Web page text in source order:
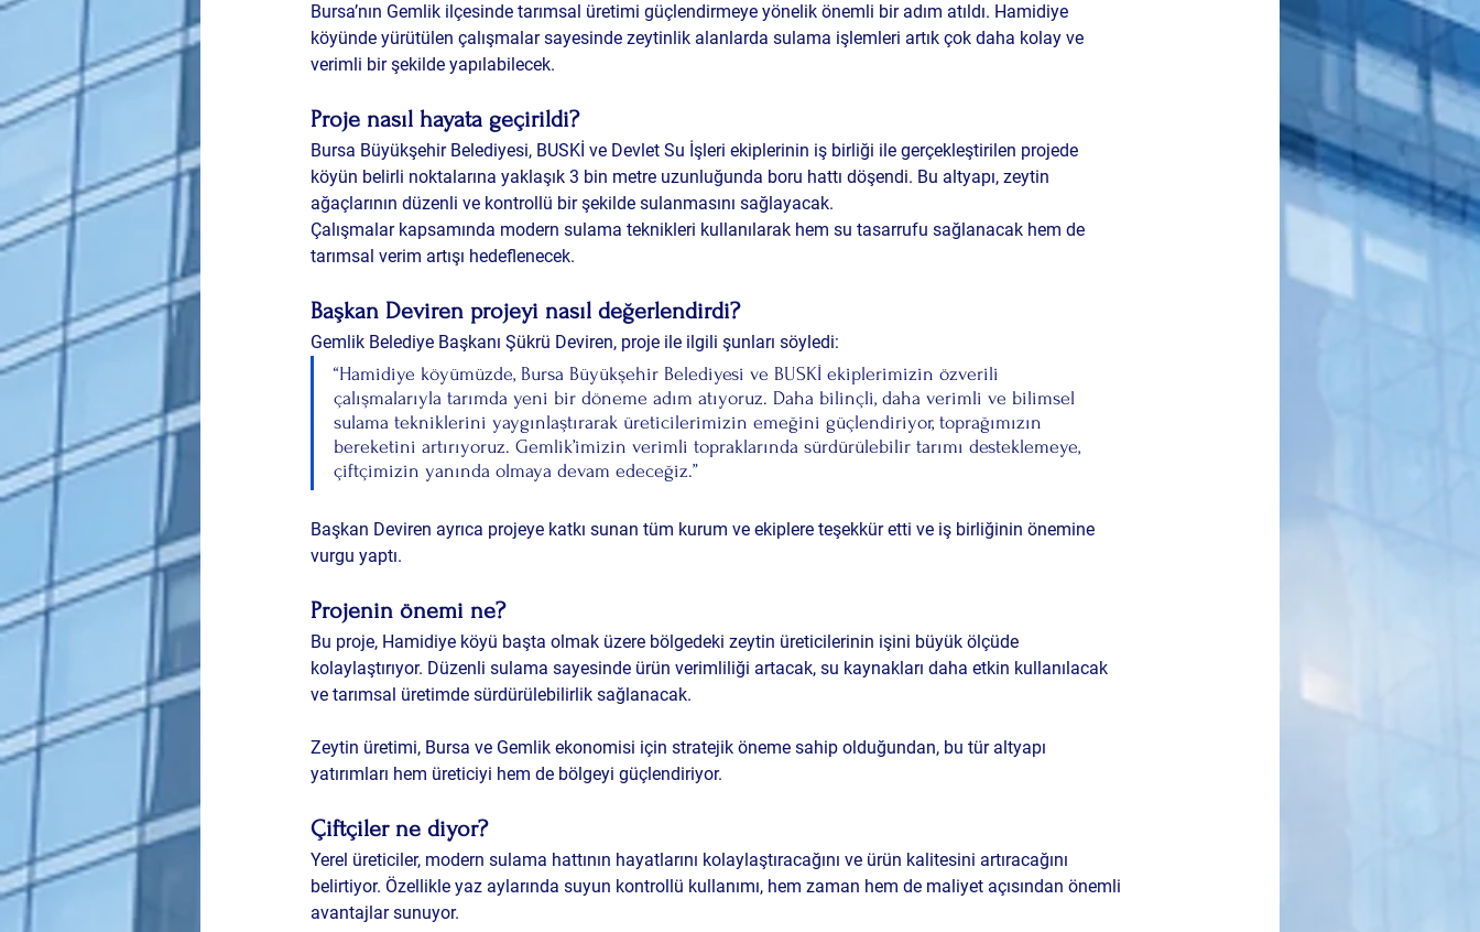
Bursa’nın Gemlik ilçesinde tarımsal üretimi güçlendirmeye yönelik önemli bir adım atıldı. Hamidiye
köyünde yürütülen çalışmalar sayesinde zeytinlik alanlarda sulama işlemleri artık çok daha kolay ve
verimli bir şekilde yapılabilecek.
Proje nasıl hayata geçirildi?
Bursa Büyükşehir Belediyesi, BUSKİ ve Devlet Su İşleri ekiplerinin iş birliği ile gerçekleştirilen projede
köyün belirli noktalarına yaklaşık 3 bin metre uzunluğunda boru hattı döşendi. Bu altyapı, zeytin
ağaçlarının düzenli ve kontrollü bir şekilde sulanmasını sağlayacak.
Çalışmalar kapsamında modern sulama teknikleri kullanılarak hem su tasarrufu sağlanacak hem de
tarımsal verim artışı hedeflenecek.
Başkan Deviren projeyi nasıl değerlendirdi?
Gemlik Belediye Başkanı Şükrü Deviren, proje ile ilgili şunları söyledi:
“Hamidiye köyümüzde, Bursa Büyükşehir Belediyesi ve BUSKİ ekiplerimizin özverili
çalışmalarıyla tarımda yeni bir döneme adım atıyoruz. Daha bilinçli, daha verimli ve bilimsel
sulama tekniklerini yaygınlaştırarak üreticilerimizin emeğini güçlendiriyor, toprağımızın
bereketini artırıyoruz. Gemlik’imizin verimli topraklarında sürdürülebilir tarımı desteklemeye,
çiftçimizin yanında olmaya devam edeceğiz.”
Başkan Deviren ayrıca projeye katkı sunan tüm kurum ve ekiplere teşekkür etti ve iş birliğinin önemine
vurgu yaptı.
Projenin önemi ne?
Bu proje, Hamidiye köyü başta olmak üzere bölgedeki zeytin üreticilerinin işini büyük ölçüde
kolaylaştırıyor. Düzenli sulama sayesinde ürün verimliliği artacak, su kaynakları daha etkin kullanılacak
ve tarımsal üretimde sürdürülebilirlik sağlanacak.
Zeytin üretimi, Bursa ve Gemlik ekonomisi için stratejik öneme sahip olduğundan, bu tür altyapı
yatırımları hem üreticiyi hem de bölgeyi güçlendiriyor.
Çiftçiler ne diyor?
Yerel üreticiler, modern sulama hattının hayatlarını kolaylaştıracağını ve ürün kalitesini artıracağını
belirtiyor. Özellikle yaz aylarında suyun kontrollü kullanımı, hem zaman hem de maliyet açısından önemli
avantajlar sunuyor.